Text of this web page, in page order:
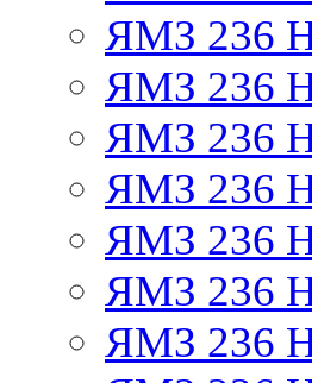
ЯМЗ 236
ЯМЗ 236
ЯМЗ 236
ЯМЗ 236
ЯМЗ 236
ЯМЗ 236
ЯМЗ 236